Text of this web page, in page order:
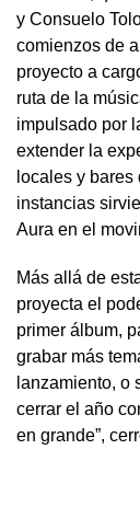
y Consuelo
comienzos de
proyecto a
ruta de la
impulsado por
extender la
locales y
instancias
Aura en el
Más allá de
proyecta el
primer álbum,
grabar más
lanzamiento, o
cerrar el año
en grande”,